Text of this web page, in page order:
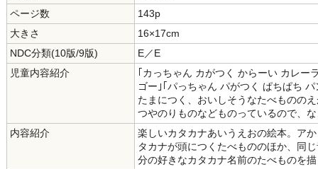
ページ数
143p
大きさ
16×17cm
NDC分類(10版/9版)
E／E
児童内容紹介
｢カっちゃん カがつく からーい カレ
ゴー｣｢パっちゃん パがつく ぱちぱち
たまにつく、おいしそうなたべものの
つやのりものなどものっているので、
内容紹介
楽しいカタカナあいうえおの絵本。ア
タカナが頭につくたべもののほか、同
分の好きなカタカナ名前のたべものを